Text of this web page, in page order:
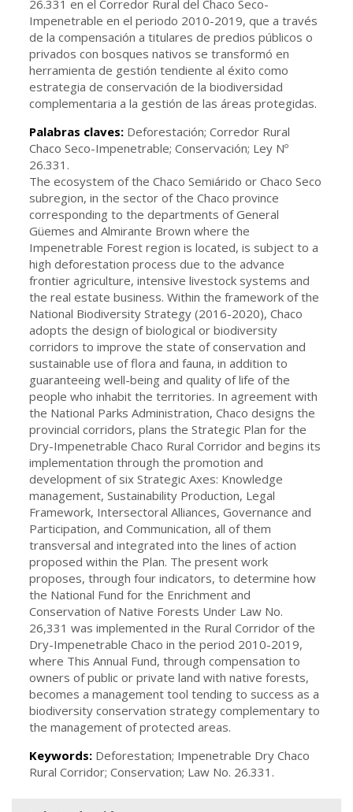
26.331 en el Corredor Rural del Chaco Seco-
Impenetrable en el periodo 2010-2019, que a través
de la compensación a titulares de predios públicos o
privados con bosques nativos se transformó en
herramienta de gestión tendiente al éxito como
estrategia de conservación de la biodiversidad
complementaria a la gestión de las áreas protegidas.
Palabras claves: Deforestación; Corredor Rural
Chaco Seco-Impenetrable; Conservación; Ley Nº
26.331.
The ecosystem of the Chaco Semiárido or Chaco Seco
subregion, in the sector of the Chaco province
corresponding to the departments of General
Güemes and Almirante Brown where the
Impenetrable Forest region is located, is subject to a
high deforestation process due to the advance
frontier agriculture, intensive livestock systems and
the real estate business. Within the framework of the
National Biodiversity Strategy (2016-2020), Chaco
adopts the design of biological or biodiversity
corridors to improve the state of conservation and
sustainable use of flora and fauna, in addition to
guaranteeing well-being and quality of life of the
people who inhabit the territories. In agreement with
the National Parks Administration, Chaco designs the
provincial corridors, plans the Strategic Plan for the
Dry-Impenetrable Chaco Rural Corridor and begins its
implementation through the promotion and
development of six Strategic Axes: Knowledge
management, Sustainability Production, Legal
Framework, Intersectoral Alliances, Governance and
Participation, and Communication, all of them
transversal and integrated into the lines of action
proposed within the Plan. The present work
proposes, through four indicators, to determine how
the National Fund for the Enrichment and
Conservation of Native Forests Under Law No.
26,331 was implemented in the Rural Corridor of the
Dry-Impenetrable Chaco in the period 2010-2019,
where This Annual Fund, through compensation to
owners of public or private land with native forests,
becomes a management tool tending to success as a
biodiversity conservation strategy complementary to
the management of protected areas.
Keywords: Deforestation; Impenetrable Dry Chaco
Rural Corridor; Conservation; Law No. 26.331.